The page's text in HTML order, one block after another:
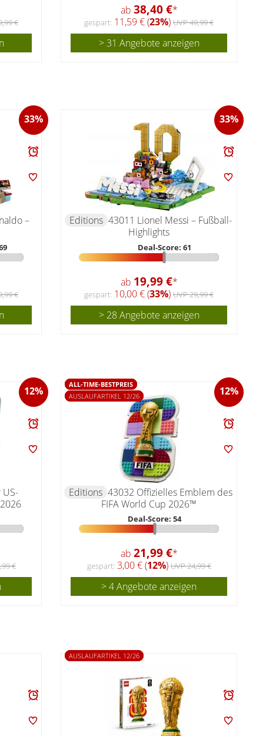
€
ab 38,40 €*
gespart: 11,59 € (23%) UVP 49,99 €
> 31 Angebote anzeigen
33%
–
€
33%
Editions 43011 Lionel Messi – Fußball-
Highlights
Deal-Score: 61
ab 19,99 €*
gespart: 10,00 € (33%) UVP 29,99 €
> 28 Angebote anzeigen
12%
€
12%
ALL-TIME-BESTPREIS
AUSLAUFARTIKEL 12/26
Editions 43032 Offizielles Emblem des
FIFA World Cup 2026™
Deal-Score: 54
ab 21,99 €*
gespart: 3,00 € (12%)UVP 24,99 €
> 4 Angebote anzeigen
AUSLAUFARTIKEL 12/26